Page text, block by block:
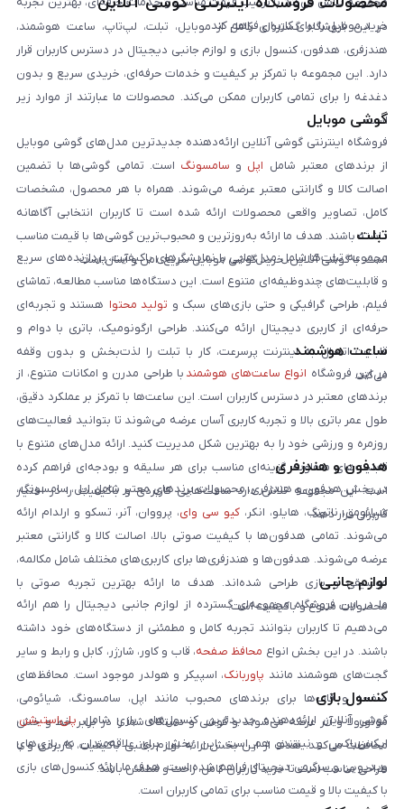
خرید موبایل را برای کاربران فراهم کند.
در این فروشگاه گستره‌ای کامل از موبایل، تبلت، لپ‌تاپ، ساعت هوشمند،
هندزفری، هدفون، کنسول بازی و لوازم جانبی دیجیتال در دسترس کاربران قرار
دارد. این مجموعه با تمرکز بر کیفیت و خدمات حرفه‌ای، خریدی سریع و بدون
دغدغه را برای تمامی کاربران ممکن می‌کند. محصولات ما عبارتند از موارد زیر
است:
گوشی موبایل
فروشگاه اینترنتی گوشی آنلاین ارائه‌دهنده جدیدترین مدل‌های گوشی موبایل
از برندهای معتبر شامل اپل و سامسونگ است. تمامی گوشی‌ها با تضمین
اصالت کالا و گارانتی معتبر عرضه می‌شوند. همراه با هر محصول، مشخصات
کامل، تصاویر واقعی محصولات ارائه شده است تا کاربران انتخابی آگاهانه
داشته باشند. هدف ما ارائه به‌روزترین و محبوب‌ترین گوشی‌ها با قیمت مناسب
است. با گوشی آنلاین، خرید گوشی موبایل سریع، امن و آسان است.
تبلت
مجموعه تبلت‌ها شامل مدل‌هایی با نمایشگرهای باکیفیت، پردازنده‌های سریع
و قابلیت‌های چندوظیفه‌ای متنوع است. این دستگاه‌ها مناسب مطالعه، تماشای
فیلم، طراحی گرافیکی و حتی بازی‌های سبک و تولید محتوا هستند و تجربه‌ای
حرفه‌ای از کاربری دیجیتال ارائه می‌کنند. طراحی ارگونومیک، باتری با دوام و
قابلیت اتصال به اینترنت پرسرعت، کار با تبلت را لذت‌بخش و بدون وقفه
می‌کند.
ساعت هوشمند
در این فروشگاه انواع ساعت‌های هوشمند با طراحی مدرن و امکانات متنوع، از
برندهای معتبر در دسترس کاربران است. این ساعت‌ها با تمرکز بر عملکرد دقیق،
طول عمر باتری بالا و تجربه کاربری آسان عرضه می‌شوند تا بتوانید فعالیت‌های
روزمره و ورزشی خود را به بهترین شکل مدیریت کنید. ارائه مدل‌های متنوع با
قابلیت‌های متفاوت، گزینه‌ای مناسب برای هر سلیقه و بودجه‌ای فراهم کرده
است. این مجموعه تلاش دارد ساعت‌هایی کاربردی و باکیفیت را در اختیار
کاربران قرار دهد.
هدفون و هندزفری
در بخش هدفون و هندزفری، محصولات برندهای معتبر شامل اپل، سامسونگ،
شیائومی، ناتینگ، هایلو، انکر، کیو سی وای، پرووان، آنر، تسکو و ارلدام ارائه
می‌شوند. تمامی هدفون‌ها با کیفیت صوتی بالا، اصالت کالا و گارانتی معتبر
عرضه می‌شوند. هدفون‌ها و هندزفری‌ها برای کاربری‌های مختلف شامل مکالمه،
موسیقی و بازی طراحی شده‌اند. هدف ما ارائه بهترین تجربه صوتی با
محصولات متنوع و باکیفیت است.
لوازم جانبی
ما در این فروشگاه مجموعه‌ای گسترده از لوازم جانبی دیجیتال را هم ارائه
می‌دهیم تا کاربران بتوانند تجربه کامل و مطمئنی از دستگاه‌های خود داشته
باشند. در این بخش انواع محافظ صفحه، قاب و کاور، شارژر، کابل و رابط و سایر
گجت‌های هوشمند مانند پاوربانک، اسپیکر و هولدر موجود است. محافظ‌های
صفحه و قاب‌ها برای برندهای محبوب مانند اپل، سامسونگ، شیائومی،
موتورولا و آنر عرضه می‌شوند و گوشی و دستگاه شما را در برابر خط و خش
محافظت می‌کنند. هدف از این بخش ارائه لوازم جانبی باکیفیت، کاربردی و با
طراحی مناسب است تا خرید کاربران کامل، راحت و مطمئن باشد.
کنسول بازی
گوشی آنلاین ارائه‌دهنده جدیدترین کنسول‌های بازی شامل پلی‌استیشن،
ایکس‌باکس و نینتندو هم است. این بخش برای علاقه‌مندان به بازی‌های
ویدیویی و سرگرمی دیجیتال فراهم شده است. هدف ما ارائه کنسول‌های بازی
با کیفیت بالا و قیمت مناسب برای تمامی کاربران است.